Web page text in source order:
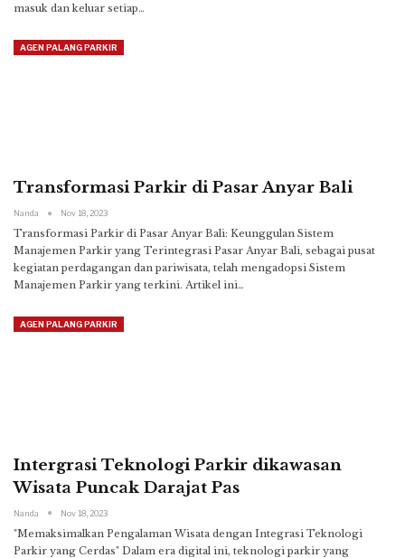
masuk dan keluar setiap…
AGEN PALANG PARKIR
Transformasi Parkir di Pasar Anyar Bali
Nanda Nov 18, 2023
Transformasi Parkir di Pasar Anyar Bali: Keunggulan Sistem
Manajemen Parkir yang Terintegrasi Pasar Anyar Bali, sebagai pusat
kegiatan perdagangan dan pariwisata, telah mengadopsi Sistem
Manajemen Parkir yang terkini. Artikel ini…
AGEN PALANG PARKIR
Intergrasi Teknologi Parkir dikawasan
Wisata Puncak Darajat Pas
Nanda Nov 18, 2023
"Memaksimalkan Pengalaman Wisata dengan Integrasi Teknologi
Parkir yang Cerdas" Dalam era digital ini, teknologi parkir yang